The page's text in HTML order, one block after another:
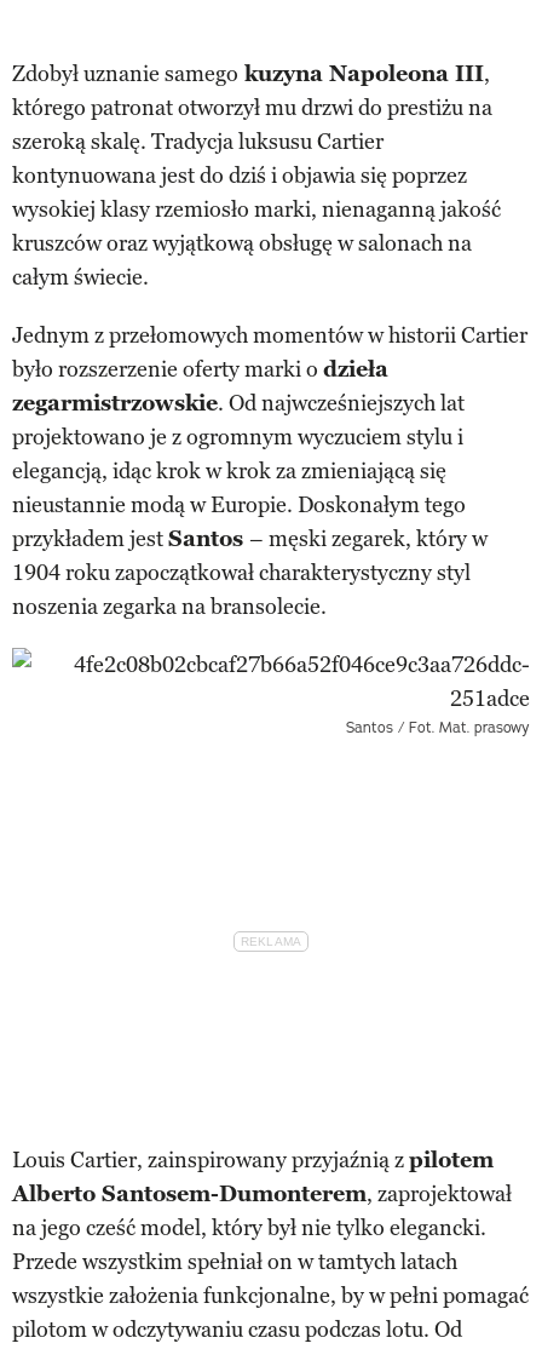
Zdobył uznanie samego kuzyna Napoleona III,
którego patronat otworzył mu drzwi do prestiżu na
szeroką skalę. Tradycja luksusu Cartier
kontynuowana jest do dziś i objawia się poprzez
wysokiej klasy rzemiosło marki, nienaganną jakość
kruszców oraz wyjątkową obsługę w salonach na
całym świecie.
Jednym z przełomowych momentów w historii Cartier
było rozszerzenie oferty marki o dzieła
zegarmistrzowskie. Od najwcześniejszych lat
projektowano je z ogromnym wyczuciem stylu i
elegancją, idąc krok w krok za zmieniającą się
nieustannie modą w Europie. Doskonałym tego
przykładem jestSantos – męski zegarek, który w
1904 roku zapoczątkował charakterystyczny styl
noszenia zegarka na bransolecie.
Santos / Fot. Mat. prasowy
Louis Cartier, zainspirowany przyjaźnią zpilotem
Alberto Santosem-Dumonterem, zaprojektował
na jego cześć model, który był nie tylko elegancki.
Przede wszystkim spełniał on w tamtych latach
wszystkie założenia funkcjonalne, by w pełni pomagać
pilotom w odczytywaniu czasu podczas lotu. Od